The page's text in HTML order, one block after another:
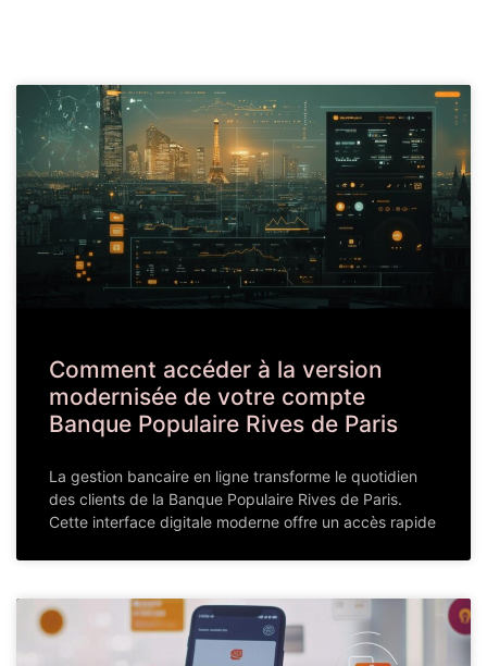
Comment accéder à la version
modernisée de votre compte
Banque Populaire Rives de Paris
La gestion bancaire en ligne transforme le quotidien
des clients de la Banque Populaire Rives de Paris.
Cette interface digitale moderne offre un accès rapide